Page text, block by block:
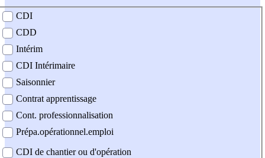
contrat
CDI
CDD
Intérim
CDI Intérimaire
Saisonnier
Contrat apprentissage
Cont. professionnalisation
Prépa.opérationnel.emploi
CDI de chantier ou d'opération